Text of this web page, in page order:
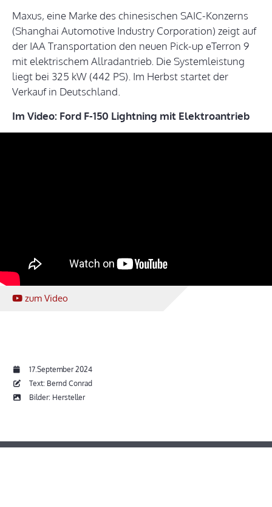
Maxus, eine Marke des chinesischen SAIC-Konzerns
(Shanghai Automotive Industry Corporation) zeigt auf
der IAA Transportation den neuen Pick-up eTerron 9
mit elektrischem Allradantrieb. Die Systemleistung
liegt bei 325 kW (442 PS). Im Herbst startet der
Verkauf in Deutschland.
Im Video: Ford F-150 Lightning mit Elektroantrieb
zum Video
17.September 2024
Text: Bernd Conrad
Bilder: Hersteller